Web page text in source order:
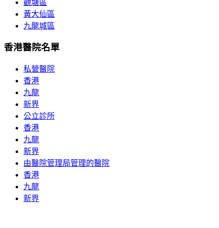
觀塘區
黃大仙區
九龍城區
香港醫院名單
私營醫院
香港
九龍
新界
公立診所
香港
九龍
新界
由醫院管理局管理的醫院
香港
九龍
新界